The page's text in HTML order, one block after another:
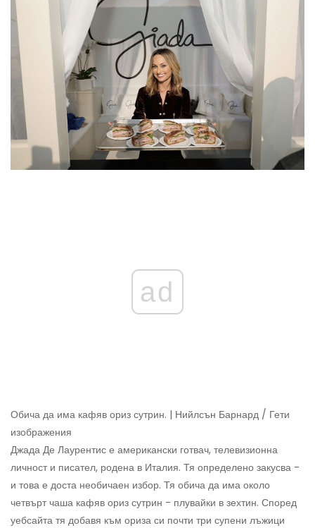
ad
Обича да има кафяв ориз сутрин. | Нийлсън Барнард / Гети
изображения
Джада Де Лаурентис е американски готвач, телевизионна
личност и писател, родена в Италия. Тя определено закусва -
и това е доста необичаен избор. Тя обича да има около
четвърт чаша кафяв ориз сутрин - плувайки в зехтин. Според
уебсайта тя добавя към ориза си почти три супени лъжици